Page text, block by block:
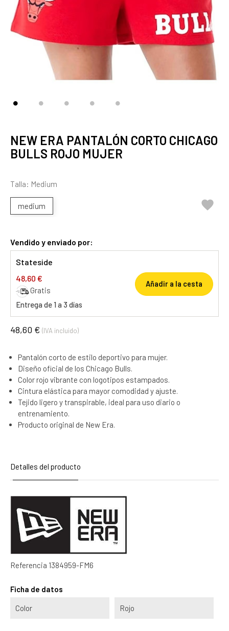
NEW ERA PANTALÓN CORTO CHICAGO
BULLS ROJO MUJER
Talla: Medium
medium 
Vendido y enviado por:
Stateside
48,60 €
Gratis
Entrega de 1 a 3 días
Añadir a la cesta
48,60 € (IVA incluido)
Pantalón corto de estilo deportivo para mujer.
Diseño oficial de los Chicago Bulls.
Color rojo vibrante con logotipos estampados.
Cintura elástica para mayor comodidad y ajuste.
Tejido ligero y transpirable, ideal para uso diario o
entrenamiento.
Producto original de New Era.
Detalles del producto
Referencia 1384959-FM6
Ficha de datos
Color Rojo